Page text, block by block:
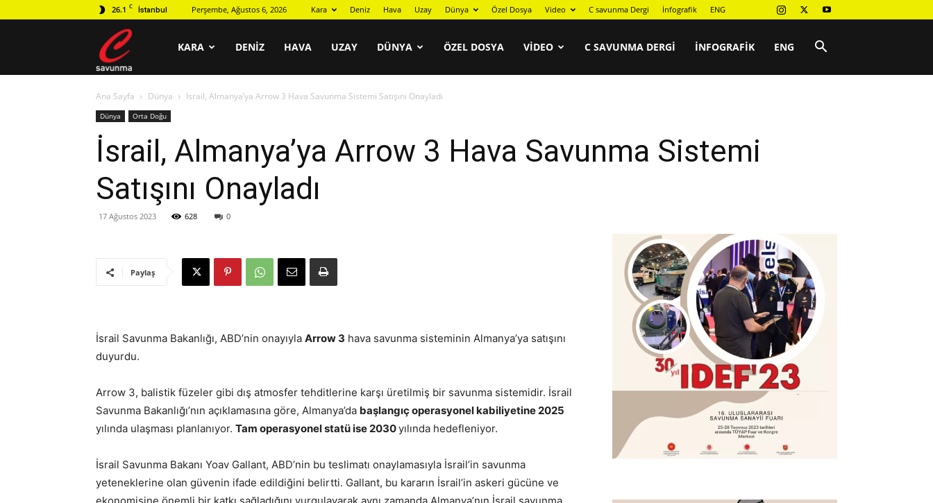
26.1 C İstanbul Perşembe, Ağustos 6, 2026 Kara Deniz Hava Uzay Dünya Özel Dosya Video C savunma Dergi İnfografik ENG
savunma
KARA DENIZ HAVA UZAY DÜNYA ÖZEL DOSYA VIDEO C SAVUNMA DERGI İNFOGRAFIK ENG
Ana Sayfa Dünya İsrail, Almanya’ya Arrow 3 Hava Savunma Sistemi Satışını Onayladı
Dünya Orta Doğu
İsrail, Almanya’ya Arrow 3 Hava Savunma Sistemi
Satışını Onayladı
17 Ağustos 2023 628 0
Paylaş
İsrail Savunma Bakanlığı, ABD’nin onayıyla Arrow 3 hava savunma sisteminin Almanya’ya satışını
duyurdu.
Arrow 3, balistik füzeler gibi dış atmosfer tehditlerine karşı üretilmiş bir savunma sistemidir. İsrail
Savunma Bakanlığı’nın açıklamasına göre, Almanya’da başlangıç operasyonel kabiliyetine 2025
yılında ulaşması planlanıyor. Tam operasyonel statü ise 2030yılında hedefleniyor.
İsrail Savunma Bakanı Yoav Gallant, ABD’nin bu teslimatı onaylamasıyla İsrail’in savunma
yeteneklerine olan güvenin ifade edildiğini belirtti. Gallant, bu kararın İsrail’in askeri gücüne ve